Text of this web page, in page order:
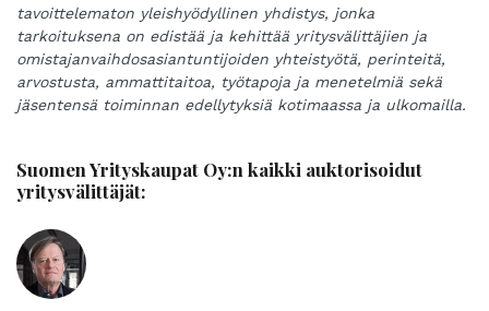
tavoittelematon yleishyödyllinen yhdistys, jonka
tarkoituksena on edistää ja kehittää yritysvälittäjien ja
omistajanvaihdosasiantuntijoiden yhteistyötä, perinteitä,
arvostusta, ammattitaitoa, työtapoja ja menetelmiä sekä
jäsentensä toiminnan edellytyksiä kotimaassa ja ulkomailla.
Suomen Yrityskaupat Oy:n kaikki auktorisoidut
yritysvälittäjät: